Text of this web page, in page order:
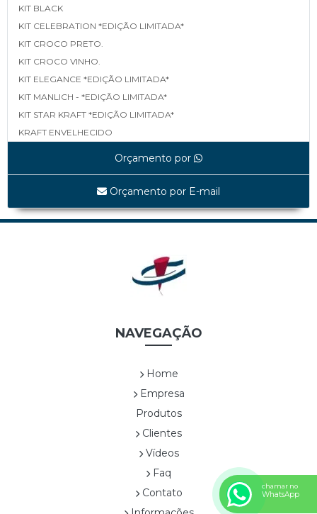
KIT BLACK
KIT CELEBRATION *EDIÇÃO LIMITADA*
KIT CROCO PRETO.
KIT CROCO VINHO.
KIT ELEGANCE *EDIÇÃO LIMITADA*
KIT MANLICH - *EDIÇÃO LIMITADA*
KIT STAR KRAFT *EDIÇÃO LIMITADA*
KRAFT ENVELHECIDO
MATELASSÊ *EDIÇÃO LIMITADA*
SHINE BLACK *EDIÇÃO LIMITADA*
WHITE LINEA *EDIÇÃO LIMITADA*
CES0004A ALÇA DUPLA DE NYLON
CES0005A RETANGULAR COM ALÇAS
CES0008A CESTA COM FLOR1
CES0009A CESTA COM FLOR 2
CES0010A CESTA COM FLOR3
CES0011A CESTA COM FLOR4
CES0012A CESTA COM FRUTAS
Orçamento por
Orçamento por E-mail
NAVEGAÇÃO
Home
Empresa
Produtos
Clientes
Vídeos
Faq
Contato
chamar no
WhatsApp